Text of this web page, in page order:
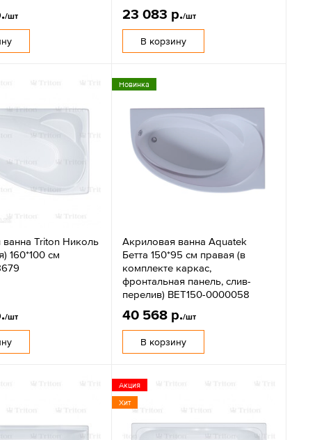
/шт 23 083 р./шт
В корзину
Triton Николь
160*100 см
/шт
Новинка
Акриловая ванна Aquatek
Бетта 150*95 см правая (в
комплекте каркас,
фронтальная панель, слив-
перелив) BET150-0000058
40 568 р./шт
В корзину
Акция
Хит